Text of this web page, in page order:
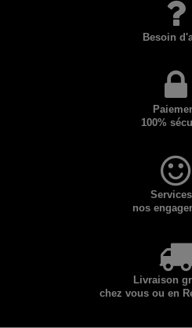
Besoin
100%
nos
Livraison
chez vous ou en